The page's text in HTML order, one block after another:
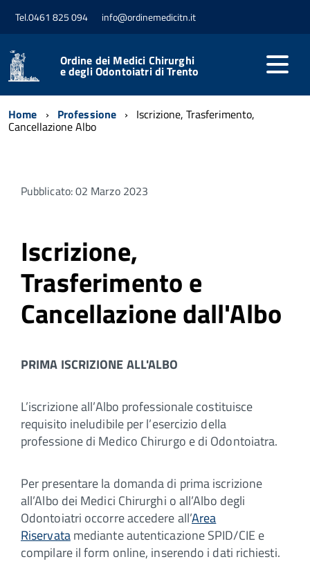
Tel.0461 825 094 info@ordinemedicitn.it
Ordine dei Medici Chirurghi
e degli Odontoiatri di Trento
Home Professione Iscrizione, Trasferimento,
Cancellazione Albo
Pubblicato: 02 Marzo 2023
Iscrizione,
Trasferimento e
Cancellazione dall'Albo
PRIMA ISCRIZIONE ALL'ALBO
L’iscrizione all’Albo professionale costituisce
requisito ineludibile per l’esercizio della
professione di Medico Chirurgo e di Odontoiatra.
Per presentare la domanda di prima iscrizione
all’Albo dei Medici Chirurghi o all’Albo degli
Odontoiatri occorre accedere all’Area
Riservatamediante autenticazione SPID/CIE e
compilare il form online, inserendo i dati richiesti.